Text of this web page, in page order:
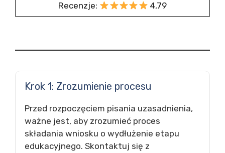
Recenzje: 4,79
Krok 1: Zrozumienie procesu
Przed rozpoczęciem pisania uzasadnienia,
ważne jest, aby zrozumieć proces
składania wniosku o wydłużenie etapu
edukacyjnego. Skontaktuj się z